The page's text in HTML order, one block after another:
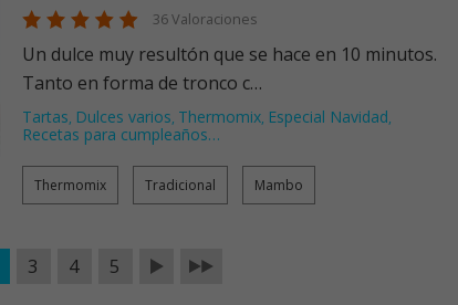
36 Valoraciones
Un dulce muy resultón que se hace en 10 minutos.
Tanto en forma de tronco c…
Tartas, Dulces varios, Thermomix, Especial Navidad,
Recetas para cumpleaños…
Thermomix Tradicional Mambo
3 4 5